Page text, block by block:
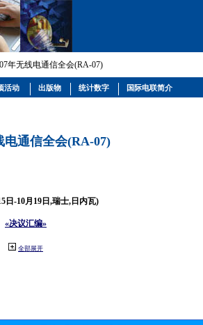
年无线电通信全会(RA-07)
电通信全会(RA-07)
日-10月19日,瑞士,日内瓦)
«决议汇编»
全部展开
活动 出版物 统计数字 国际电联简介